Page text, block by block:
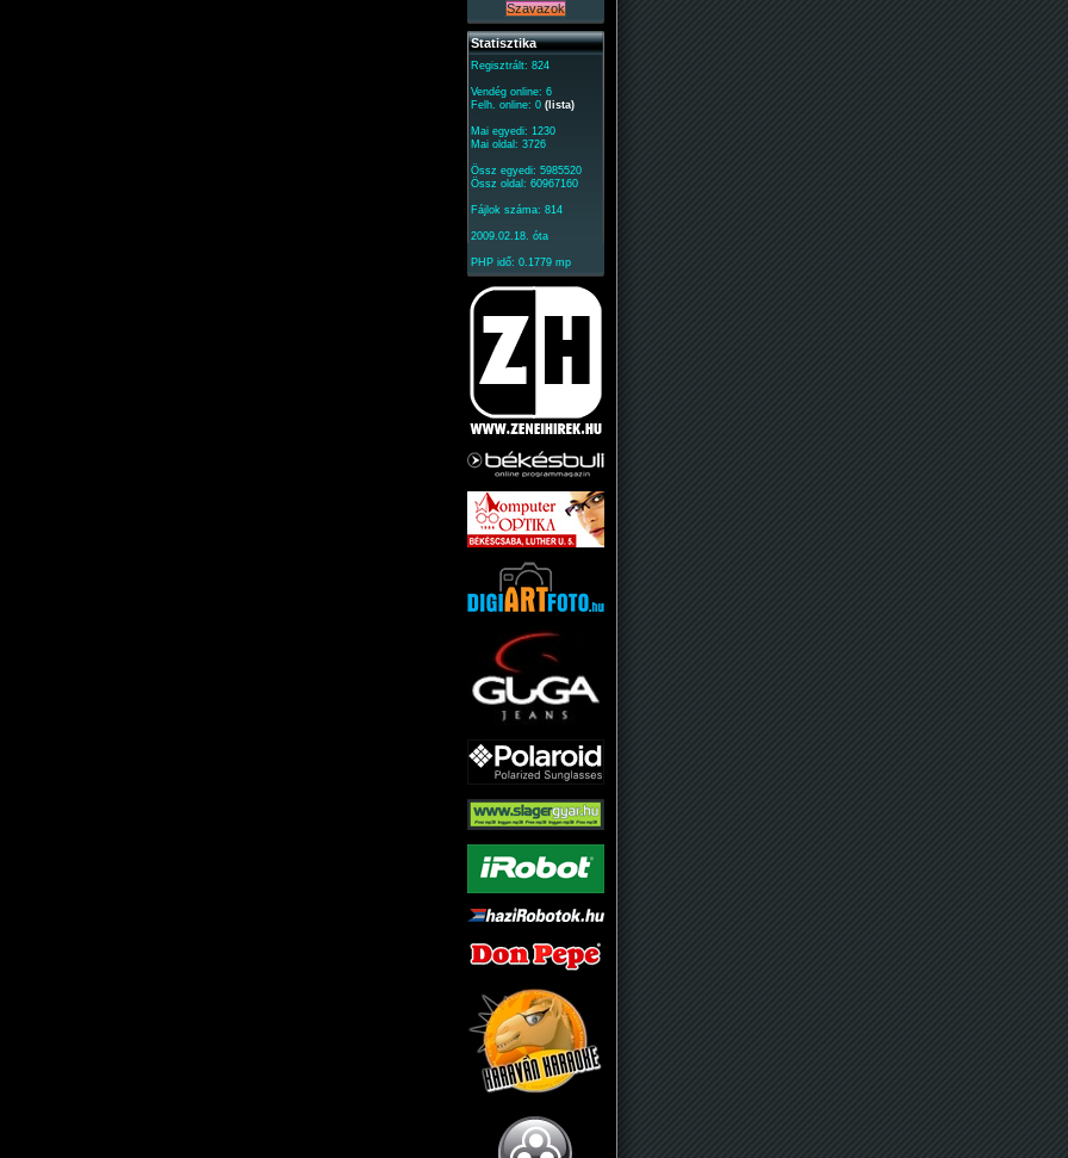
Statisztika
Regisztrált: 824
Vendég online: 6
Felh. online: 0 (lista)
Mai egyedi: 1230
Mai oldal: 3726
Össz egyedi: 5985520
Össz oldal: 60967160
Fájlok száma: 814
2009.02.18. óta
PHP idő: 0.1779 mp